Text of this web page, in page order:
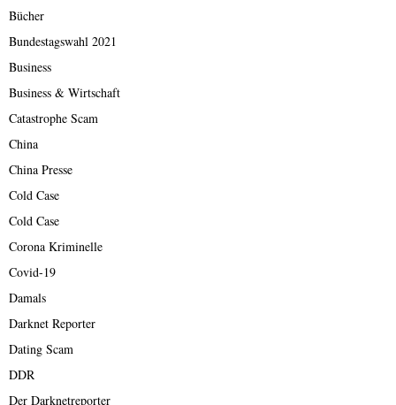
Bücher
Bundestagswahl 2021
Business
Business & Wirtschaft
Catastrophe Scam
China
China Presse
Cold Case
Cold Case
Corona Kriminelle
Covid-19
Damals
Darknet Reporter
Dating Scam
DDR
Der Darknetreporter